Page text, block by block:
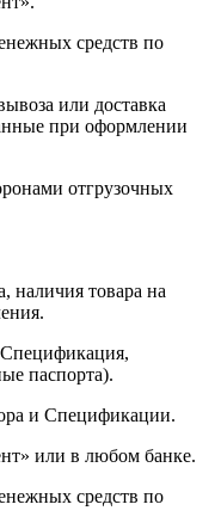
средств по
или доставка
при оформлении
отгрузочных
наличия товара на
паспорта).
и Спецификации.
или в любом банке.
средств по